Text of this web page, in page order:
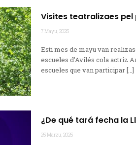
Visites teatralizaes pel
7 Mayu, 2025
Esti mes de mayu van
escueles d’Avilés cola actriz
escueles que van participar […]
¿De qué tará fecha la
25 Marzu, 2025